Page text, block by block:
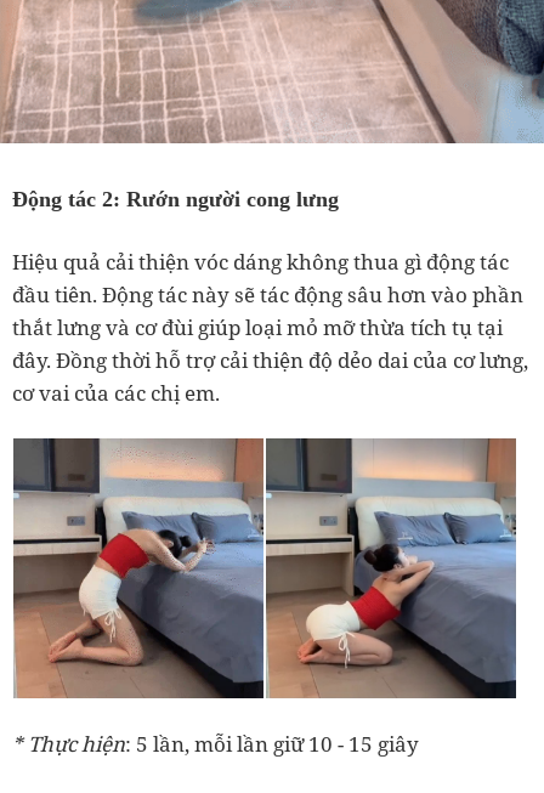
Động tác 2: Rướn người cong lưng
Hiệu quả cải thiện vóc dáng không thua gì động tác
đầu tiên. Động tác này sẽ tác động sâu hơn vào phần
thắt lưng và cơ đùi giúp loại mỏ mỡ thừa tích tụ tại
đây. Đồng thời hỗ trợ cải thiện độ dẻo dai của cơ lưng,
cơ vai của các chị em.
* Thực hiện: 5 lần, mỗi lần giữ 10 - 15 giây